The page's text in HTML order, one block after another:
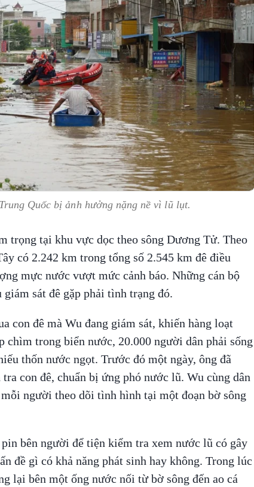
Quốc bị ảnh hưởng nặng nề vì lũ lụt.
trọng tại khu vực dọc theo sông Dương Tử. Theo
có 2.242 km trong tổng số 2.545 km đê điều
mực nước vượt mức cảnh báo. Những cán bộ
sát đê gặp phải tình trạng đó.
con đê mà Wu đang giám sát, khiến hàng loạt
chìm trong biển nước, 20.000 người dân phải sống
thốn nước ngọt. Trước đó một ngày, ông đã
con đê, chuẩn bị ứng phó nước lũ. Wu cùng dân
người theo dõi tình hình tại một đoạn bờ sông
bên người để tiện kiểm tra xem nước lũ có gây
đề gì có khả năng phát sinh hay không. Trong lúc
lại bên một ống nước nối từ bờ sông đến ao cá